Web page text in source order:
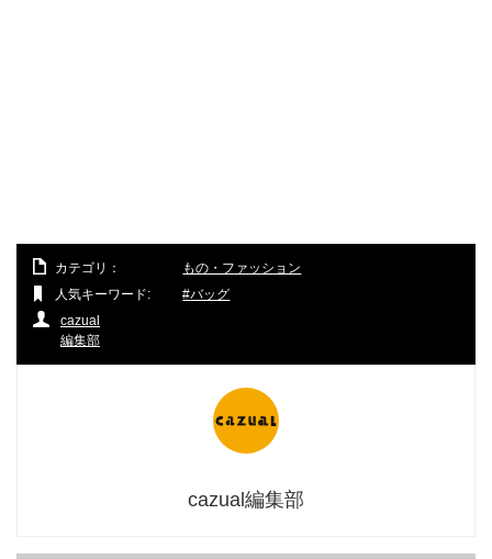
カテゴリ：
もの・ファッション
人気キーワード:
バッグ
cazual
編集部
cazual編集部